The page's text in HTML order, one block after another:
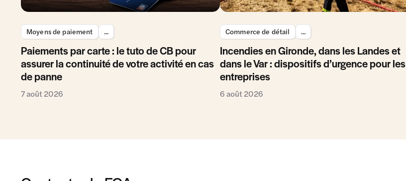
Moyens de paiement ...
Paiements par carte : le tuto de CB pour
assurer la continuité de votre activité en cas
de panne
7 août 2026
Commerce de détail ...
Incendies en Gironde, dans les Landes et
dans le Var : dispositifs d’urgence pour les
entreprises
6 août 2026